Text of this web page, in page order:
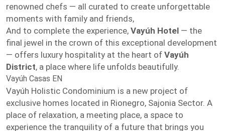
renowned chefs — all curated to create unforgettable
moments with family and friends,
And to complete the experience, Vayúh Hotel — the
final jewel in the crown of this exceptional development
— offers luxury hospitality at the heart of Vayúh
District, a place where life unfolds beautifully.
Vayúh Casas EN
Vayúh Holistic Condominium is a new project of
exclusive homes located in Rionegro, Sajonia Sector. A
place of relaxation, a meeting place, a space to
experience the tranquility of a future that brings you